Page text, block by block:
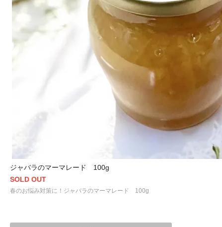
ジャバラのマーマレード 100g
SOLD OUT
春のお悩み対策に！ジャバラのマーマレード 100g